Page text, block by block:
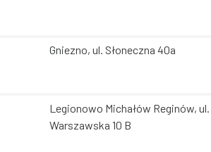
Gniezno, ul. Słoneczna 40a
Legionowo Michałów Reginów, ul.
Warszawska 10 B